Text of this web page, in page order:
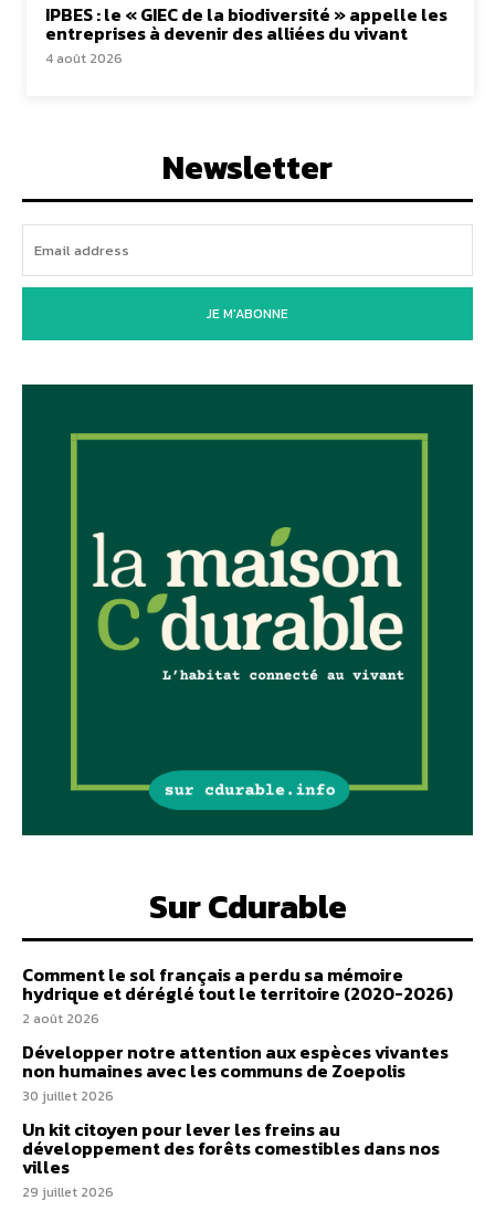
IPBES : le « GIEC de la biodiversité » appelle les
entreprises à devenir des alliées du vivant
4 août 2026
Newsletter
JE M'ABONNE
Sur Cdurable
Comment le sol français a perdu sa mémoire
hydrique et déréglé tout le territoire (2020-2026)
2 août 2026
Développer notre attention aux espèces vivantes
non humaines avec les communs de Zoepolis
30 juillet 2026
Un kit citoyen pour lever les freins au
développement des forêts comestibles dans nos
villes
29 juillet 2026